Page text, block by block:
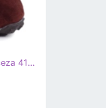
Ženske kožne sportske cipele. Vinceza 41491 Burgundija crvena